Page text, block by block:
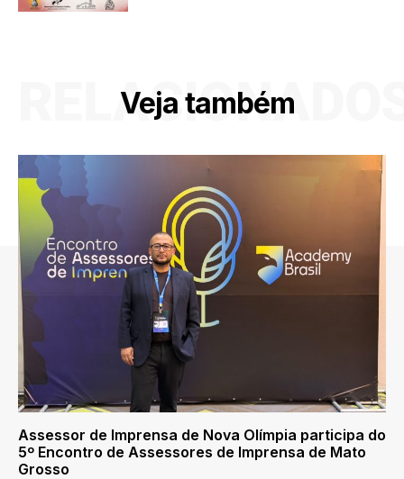
Veja também
Assessor de Imprensa de Nova Olímpia participa do
5º Encontro de Assessores de Imprensa de Mato
Grosso